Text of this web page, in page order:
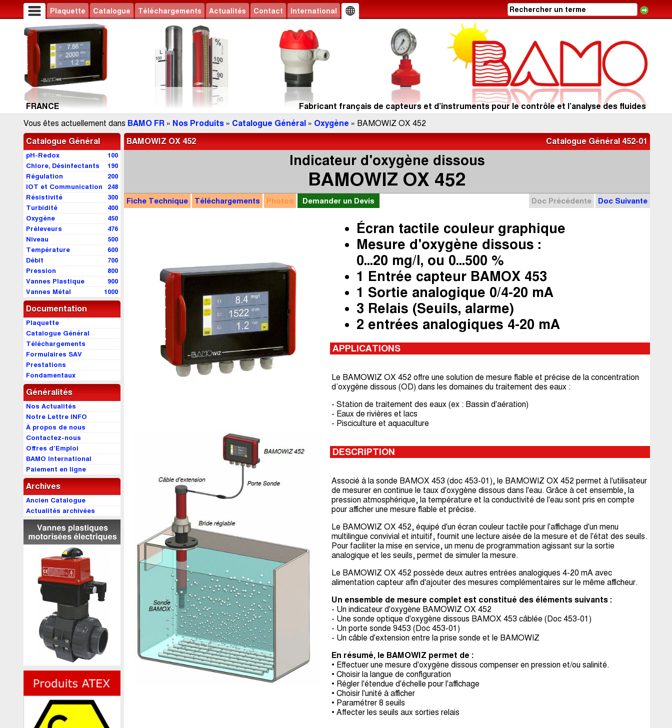
Plaquette Catalogue Téléchargements Actualités Contact International
FRANCE
Fabricant français de capteurs et d’instruments pour le contrôle et l’analyse des fluides
Vous êtes actuellement dans BAMO FR » Nos Produits » Catalogue Général » Oxygène » BAMOWIZ OX 452
Catalogue Général
100
pH-Redox
190
Chlore, Désinfectants
200
Régulation
248
IOT et Communication
300
Résistivité
400
Turbidité
450
Oxygène
476
Préleveurs
500
Niveau
600
Température
700
Débit
800
Pression
900
Vannes Plastique
1000
Vannes Métal
Documentation
Plaquette
Catalogue Général
Téléchargements
Formulaires SAV
Prestations
Fondamentaux
Généralités
Nos Actualités
Notre Lettre INFO
À propos de nous
Contactez-nous
Offres d’Emploi
BAMO International
Paiement en ligne
Archives
Ancien Catalogue
Actualités archivées
Catalogue Général 452-01
BAMOWIZ OX 452
Indicateur d'oxygène dissous
BAMOWIZ OX 452
Doc Précédente Doc Suivante
Fiche Technique Téléchargements Photos Demander un Devis
Écran tactile couleur graphique
Mesure d'oxygène dissous :
0...20 mg/l, ou 0...500 %
1 Entrée capteur BAMOX 453
1 Sortie analogique 0/4-20 mA
3 Relais (Seuils, alarme)
2 entrées analogiques 4-20 mA
APPLICATIONS
Le BAMOWIZ OX 452 offre une solution de mesure fiable et précise de la concentration
d’oxygène dissous (OD) dans les domaines du traitement des eaux :
- Station de traitement des eaux (ex : Bassin d'aération)
- Eaux de rivières et lacs
- Pisciculture et aquaculture
DESCRIPTION
Associé à la sonde BAMOX 453 (doc 453-01), le BAMOWIZ OX 452 permet à l'utilisateur
de mesurer en continue le taux d'oxygène dissous dans l'eau. Grâce à cet ensemble, la
pression atmosphérique, la température et la conductivité de l'eau sont pris en compte
pour afficher une mesure fiable et précise.
Le BAMOWIZ OX 452, équipé d'un écran couleur tactile pour l'affichage d'un menu
multilingue convivial et intuitif, fournit une lecture aisée de la mesure et de l'état des seuils.
Pour faciliter la mise en service, un menu de programmation agissant sur la sortie
analogique et les seuils, permet de simuler la mesure.
Le BAMOWIZ OX 452 possède deux autres entrées analogiques 4-20 mA avec
alimentation capteur afin d'ajouter des mesures complémentaires sur le même afficheur.
Un ensemble de mesure complet est constitué des éléments suivants :
- Un indicateur d'oxygène BAMOWIZ OX 452
- Une sonde optique d'oxygène dissous BAMOX 453 câblée (Doc 453-01)
- Un porte sonde 9453 (Doc 453-01)
- Un câble d'extension entre la prise sonde et le BAMOWIZ
En résumé, le BAMOWIZ permet de :
• Effectuer une mesure d'oxygène dissous compenser en pression et/ou salinité.
• Choisir la langue de configuration
• Régler l'étendue d'échelle pour l'affichage
• Choisir l'unité à afficher
• Paramétrer 8 seuils
• Affecter les seuils aux sorties relais